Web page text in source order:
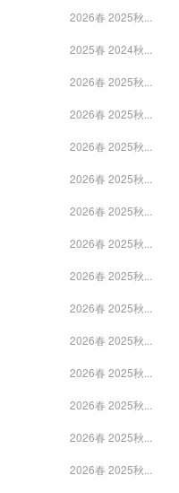
2026春 2025秋...
2025春 2024秋...
2026春 2025秋...
2026春 2025秋...
2026春 2025秋...
2026春 2025秋...
2026春 2025秋...
2026春 2025秋...
2026春 2025秋...
2026春 2025秋...
2026春 2025秋...
2026春 2025秋...
2026春 2025秋...
2026春 2025秋...
2026春 2025秋...